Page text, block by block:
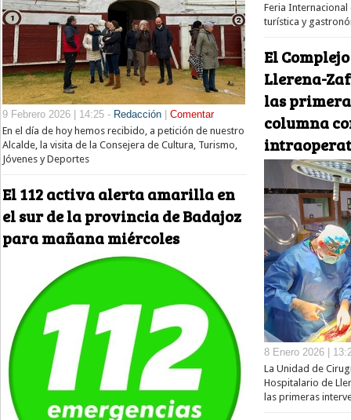
9 Febrero 2026 | 14:25 - Redacción
Comentar
En el día de hoy hemos recibido, a petición de nuestro
Alcalde, la visita de la Consejera de Cultura, Turismo,
Jóvenes y Deportes
El 112 activa alerta amarilla en
el sur de la provincia de Badajoz
para mañana miércoles
Feria Internacional
turística y
El
Llerena-
las
columna
8 Enero 2026 |
La Unidad de
Hospitalario de
las primeras